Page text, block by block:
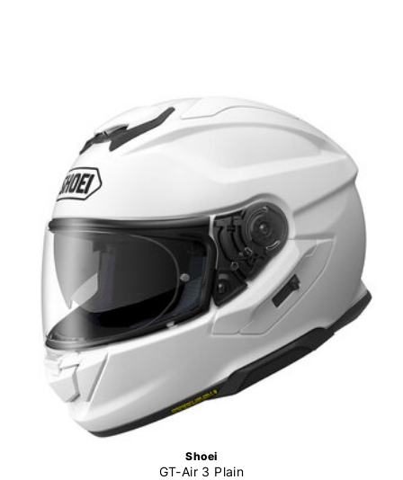
Shoei
GT-Air 3 Plain